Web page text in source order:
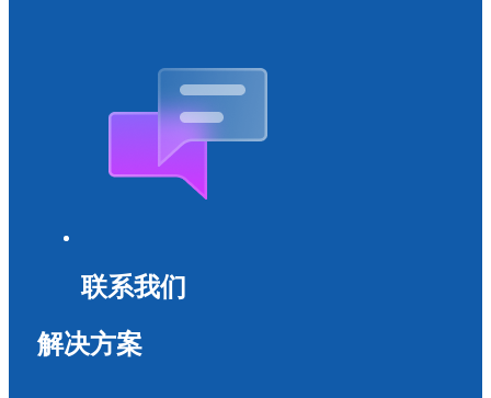
联系我们
解决方案